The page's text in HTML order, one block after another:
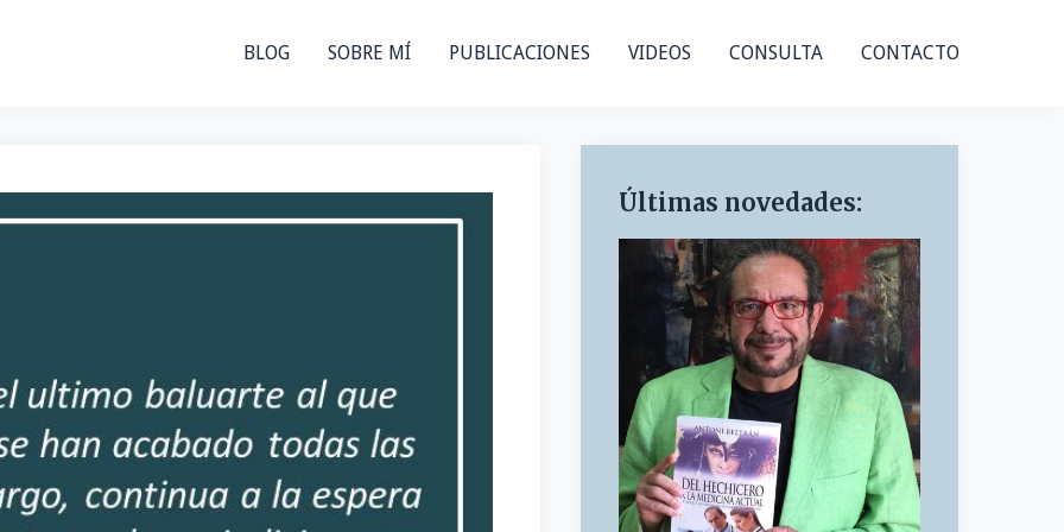
BLOG SOBRE MÍ PUBLICACIONES VIDEOS CONSULTA CONTACTO
Últimas novedades: